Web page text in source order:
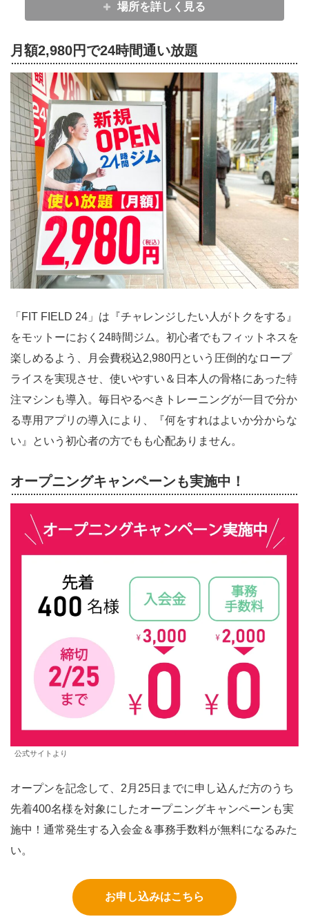
場所を詳しく見る
月額2,980円で24時間通い放題
「FIT FIELD 24」は『チャレンジしたい人がトクをする』
をモットーにおく24時間ジム。初心者でもフィットネスを
楽しめるよう、月会費税込2,980円という圧倒的なロープ
ライスを実現させ、使いやすい＆日本人の骨格にあった特
注マシンも導入。毎日やるべきトレーニングが一目で分か
る専用アプリの導入により、『何をすれはよいか分からな
い』という初心者の方でもも心配ありません。
オープニングキャンペーンも実施中！
公式サイトより
オープンを記念して、2月25日までに申し込んだ方のうち
先着400名様を対象にしたオープニングキャンペーンも実
施中！通常発生する入会金＆事務手数料が無料になるみた
い。
お申し込みはこちら